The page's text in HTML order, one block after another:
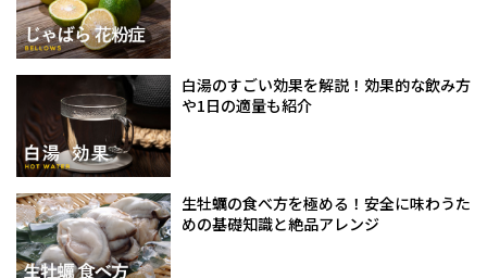
白湯のすごい効果を解説！効果的な飲み方
や1日の適量も紹介
生牡蠣の食べ方を極める！安全に味わうた
めの基礎知識と絶品アレンジ